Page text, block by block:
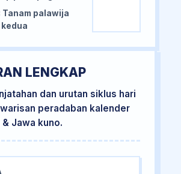
Tanam palawija
LENGKAP
dan urutan siklus hari
peradaban kalender
& Jawa kuno.